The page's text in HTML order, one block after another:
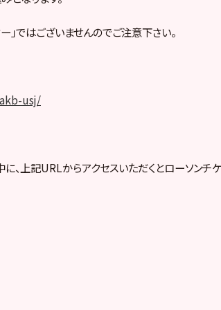
」ではございませんのでご注意下さい。
usj/
、上記URLからアクセスいただくとローソンチケ